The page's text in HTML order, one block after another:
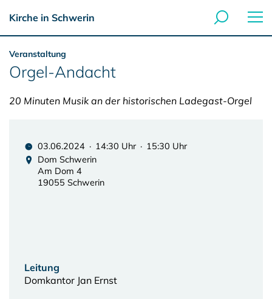
Kirche in Schwerin
Veranstaltung
Orgel-Andacht
20 Minuten Musik an der historischen Ladegast-Orgel
03.06.2024 · 14:30 Uhr · 15:30 Uhr
Dom Schwerin
Am Dom 4
19055 Schwerin
Leitung
Domkantor Jan Ernst